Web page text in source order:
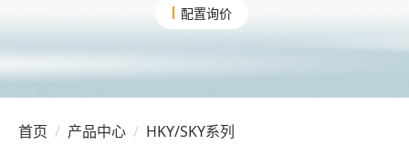
配置询价
首页 产品中心 HKY/SKY系列